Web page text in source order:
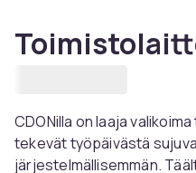
CDONilla on laaja
tekevät työpäivästä
järjestelmällisemmän.